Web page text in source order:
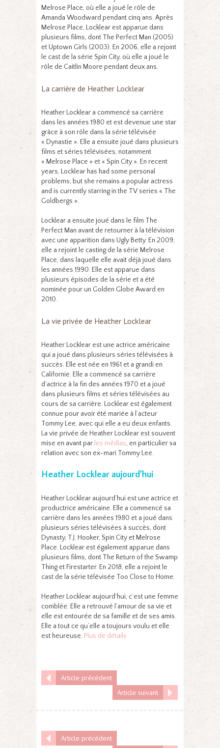
Melrose Place, où elle a joué le rôle de
Amanda Woodward pendant cinq ans. Après
Melrose Place, Locklear est apparue dans
plusieurs films, dont The Perfect Man (2005)
et Uptown Girls (2003). En 2006, elle a rejoint
le cast de la série Spin City, où elle a joué le
rôle de Caitlin Moore pendant deux ans.
La carrière de Heather Locklear
Heather Locklear a commencé sa carrière
dans les années 1980 et est devenue une star
grâce à son rôle dans la série télévisée
« Dynastie ». Elle a ensuite joué dans plusieurs
films et séries télévisées, notamment
« Melrose Place » et « Spin City ». En recent
years, Locklear has had some personal
problems, but she remains a popular actress
and is currently starring in the TV series « The
Goldbergs ».
Locklear a ensuite joué dans le film The
Perfect Man avant de retourner à la télévision
avec une apparition dans Ugly Betty. En 2009,
elle a rejoint le casting de la série Melrose
Place, dans laquelle elle avait déjà joué dans
les années 1990. Elle est apparue dans
plusieurs épisodes de la série et a été
nominée pour un Golden Globe Award en
2010.
La vie privée de Heather Locklear
Heather Locklear est une actrice américaine
qui a joué dans plusieurs séries télévisées à
succès. Elle est née en 1961 et a grandi en
Californie. Elle a commencé sa carrière
d’actrice à la fin des années 1970 et a joué
dans plusieurs films et séries télévisées au
cours de sa carrière. Locklear est également
connue pour avoir été mariée à l’acteur
Tommy Lee, avec qui elle a eu deux enfants.
La vie privée de Heather Locklear est souvent
mise en avant par les médias, en particulier sa
relation avec son ex-mari Tommy Lee.
Heather Locklear aujourd’hui
Heather Locklear aujourd’hui est une actrice et
productrice américaine. Elle a commencé sa
carrière dans les années 1980 et a joué dans
plusieurs séries télévisées à succès, dont
Dynasty, T.J. Hooker, Spin City et Melrose
Place. Locklear est également apparue dans
plusieurs films, dont The Return of the Swamp
Thing et Firestarter. En 2018, elle a rejoint le
cast de la série télévisée Too Close to Home.
Heather Locklear aujourd’hui, c’est une femme
comblée. Elle a retrouvé l’amour de sa vie et
elle est entourée de sa famille et de ses amis.
Elle a tout ce qu’elle a toujours voulu et elle
est heureuse. Plus de détails
Article précédent
Article suivant
Article précédent